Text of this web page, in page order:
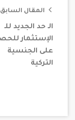
المقال السابق
الـ حد الجديد للـ
الإستثمار
على الجنسية
التركية